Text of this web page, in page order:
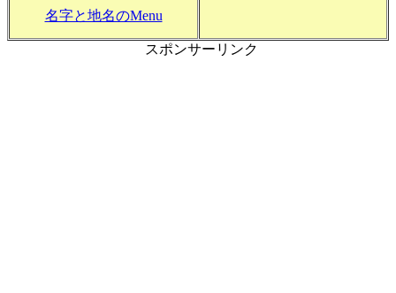
名字と地名のMenu
スポンサーリンク